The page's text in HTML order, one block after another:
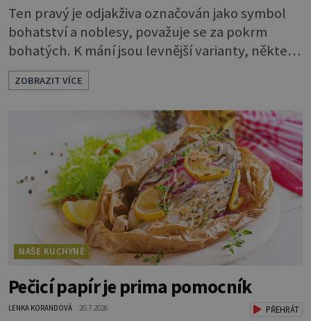
Ten pravý je odjakživa označován jako symbol
bohatství a noblesy, považuje se za pokrm
bohatých. K mání jsou levnější varianty, některé
jsou ale dobarvovány a obsahují aditiva. Kaviár
jsou jikry vybraných druhů ryb. Je to zdravá
lahůdka. Najdete v něm plnohodnotné
bílkoviny, zdravé tuky, vitaminy A, D, E i B a
minerální látky draslík, fosfor, hořčík a jód.
Černý nebo červený
ZOBRAZIT VÍCE
NAŠE KUCHYNĚ
Pečicí papír je prima pomocník
LENKA KORANDOVÁ 20.7.2026 PŘEHRÁT